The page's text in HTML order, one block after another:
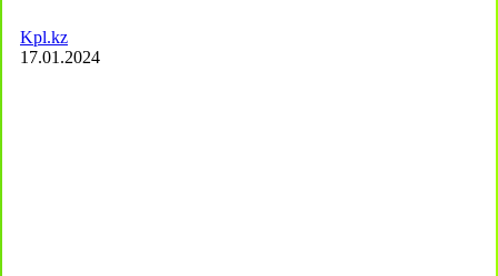
Kpl.kz
17.01.2024